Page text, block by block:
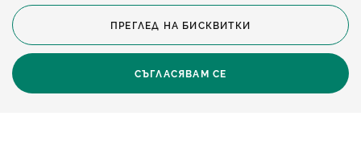
© 2024. Всички права запазени.
Общи условия
Политика за бисквитки
СЪГЛАСЯВАМ СЕ
ПРЕГЛЕД НА БИСКВИТКИ